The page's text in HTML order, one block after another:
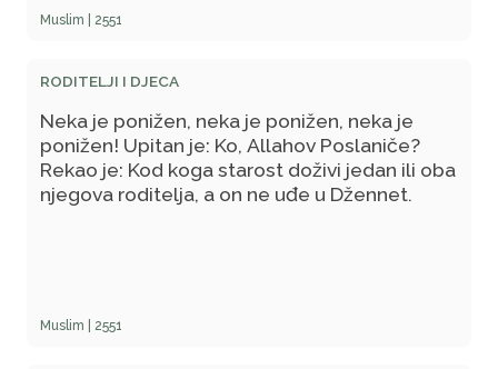
Muslim | 2551
RODITELJI I DJECA
Neka je ponižen, neka je ponižen, neka je
ponižen! Upitan je: Ko, Allahov Poslaniče?
Rekao je: Kod koga starost doživi jedan ili oba
njegova roditelja, a on ne uđe u Džennet.
Muslim | 2551